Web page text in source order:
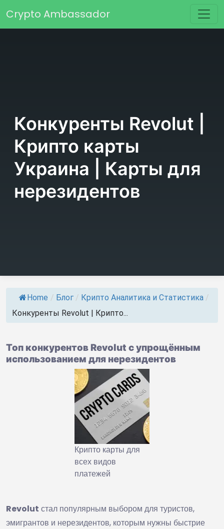
Основная навигация
Crypto Ambassador
Конкуренты Revolut |
Крипто карты
Украина | Карты для
нерезидентов
Home / Блог / Крипто Аналитика и Статистика /
Конкуренты Revolut | Крипто...
Топ конкурентов Revolut с упрощённым
использованием для нерезидентов
Крипто карты для
всех видов
платежей
Revolut стал популярным выбором для туристов,
эмигрантов и нерезидентов, которым нужны быстрие